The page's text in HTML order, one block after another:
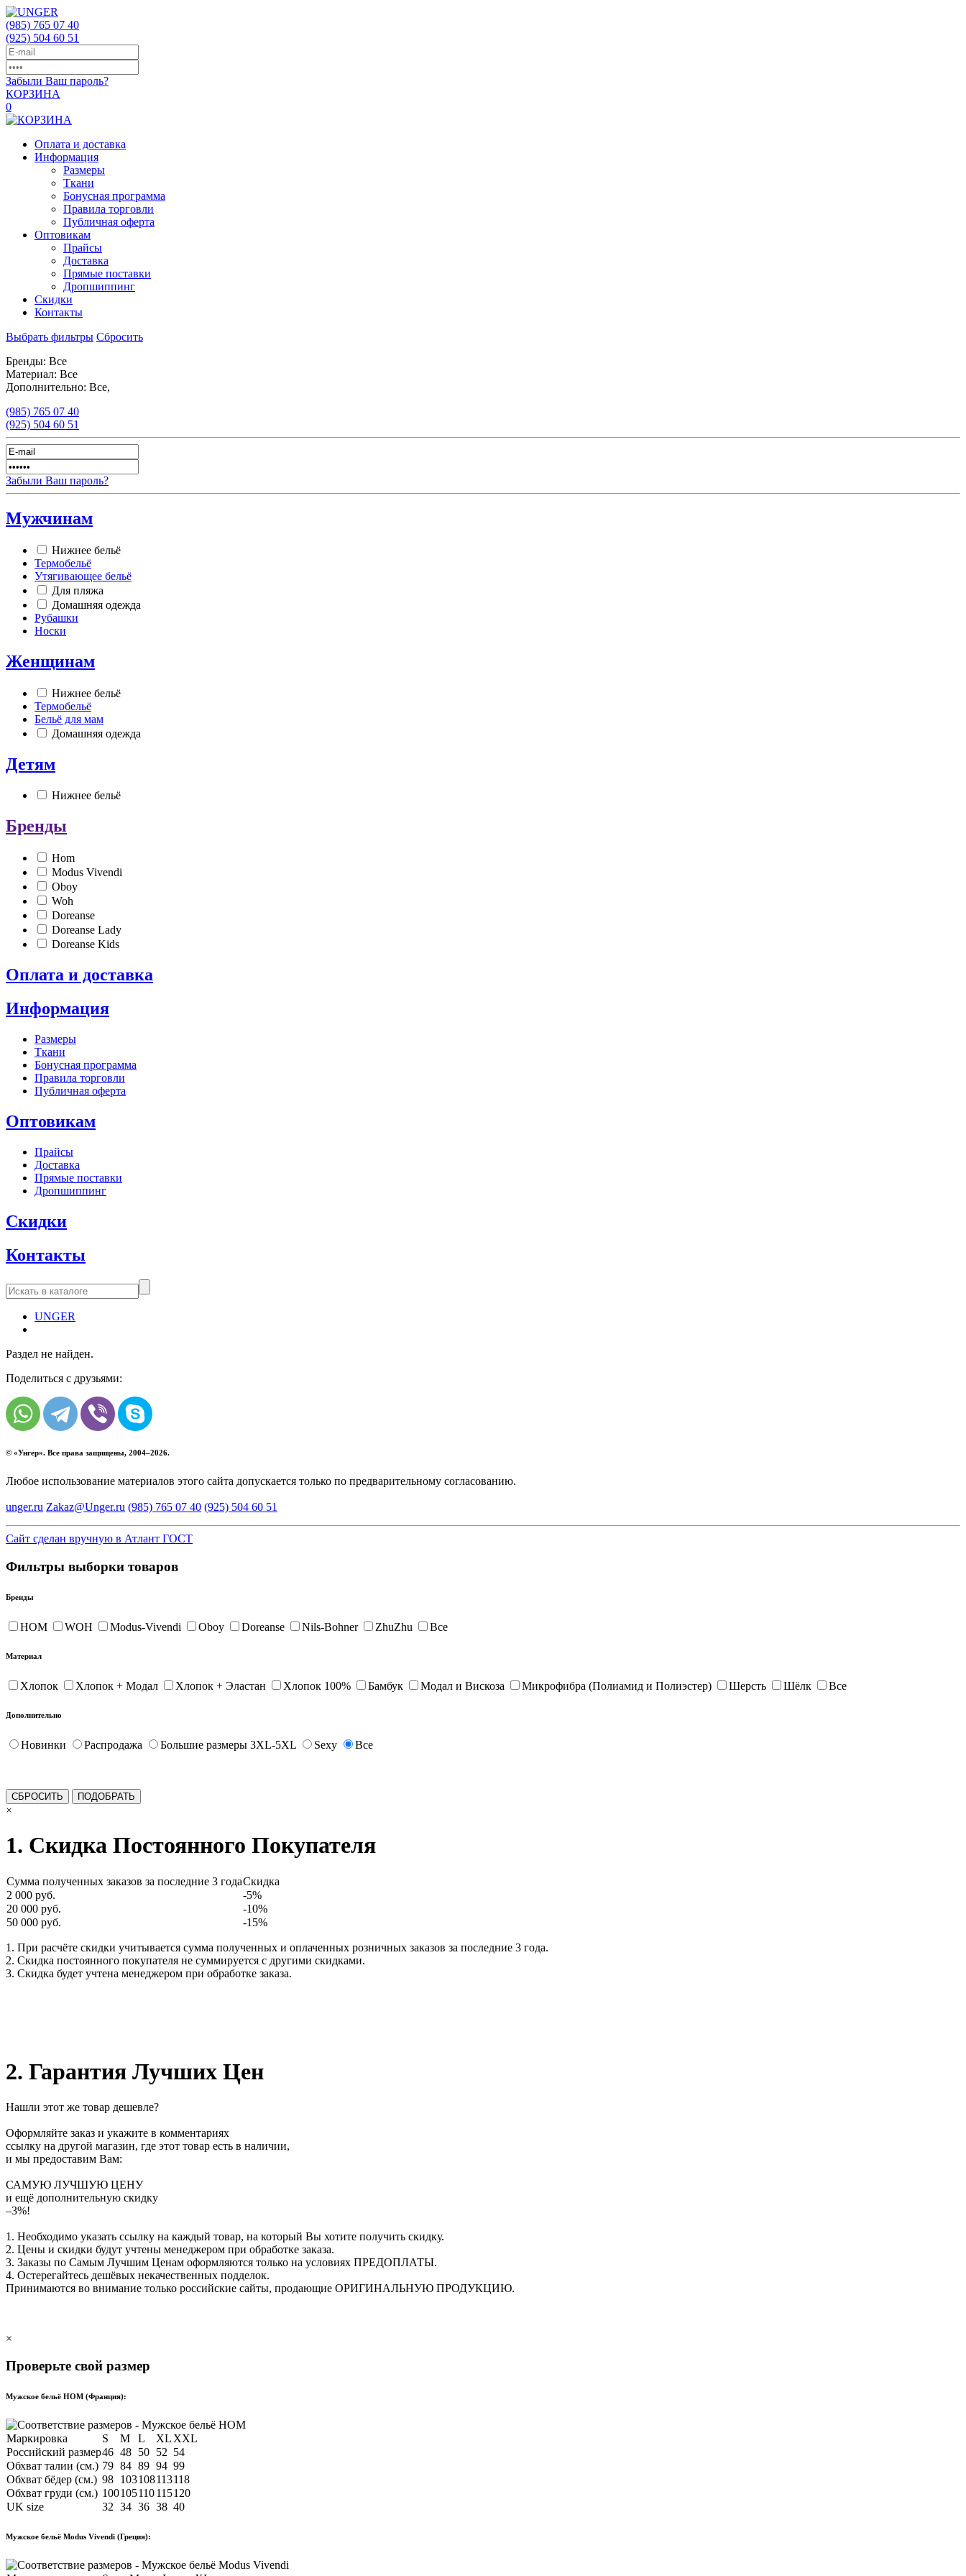
(985) 765 07 40
(925) 504 60 51
Забыли Ваш пароль?
КОРЗИНА
0
Оплата и доставка
Информация
Размеры
Ткани
Бонусная программа
Правила торговли
Публичная оферта
Оптовикам
Прайсы
Доставка
Прямые поставки
Дропшиппинг
Скидки
Контакты
Выбрать фильтры Сбросить
Бренды: Все
Материал: Все
Дополнительно: Все,
(985) 765 07 40
(925) 504 60 51
Забыли Ваш пароль?
Мужчинам
Нижнее бельё
Термобельё
Утягивающее бельё
Для пляжа
Домашняя одежда
Рубашки
Носки
Женщинам
Нижнее бельё
Термобельё
Бельё для мам
Домашняя одежда
Детям
Нижнее бельё
Бренды
Hom
Modus Vivendi
Oboy
Woh
Doreanse
Doreanse Lady
Doreanse Kids
Оплата и доставка
Информация
Размеры
Ткани
Бонусная программа
Правила торговли
Публичная оферта
Оптовикам
Прайсы
Доставка
Прямые поставки
Дропшиппинг
Скидки
Контакты
UNGER
Раздел не найден.
Поделиться с друзьями:
© «Унгер». Все права защищены, 2004–2026.
Любое использование материалов этого сайта допускается только по предварительному согласованию.
unger.ru Zakaz@Unger.ru (985) 765 07 40 (925) 504 60 51
Сайт сделан вручную в Атлант ГОСТ
Фильтры выборки товаров
Бренды
HOM WOH Modus-Vivendi Oboy Doreanse Nils-Bohner ZhuZhu Все
Материал
Хлопок Хлопок + Модал Хлопок + Эластан Хлопок 100% Бамбук Модал и Вискоза Микрофибра (Полиамид и Полиэстер) Шерсть Шёлк Все
Дополнительно
Новинки Распродажа Большие размеры 3XL-5XL Sexy Все
×
1. Скидка Постоянного Покупателя
Сумма полученных заказов за последние 3 годаСкидка
2 000 руб.
-5%
20 000 руб.
-10%
50 000 руб.
-15%
1. При расчёте скидки учитывается сумма полученных и оплаченных розничных заказов за последние 3 года.
2. Скидка постоянного покупателя не суммируется с другими скидками.
3. Скидка будет учтена менеджером при обработке заказа.
2. Гарантия Лучших Цен
Нашли этот же товар дешевле?
Оформляйте заказ и укажите в комментариях
ссылку на другой магазин, где этот товар есть в наличии,
и мы предоставим Вам:
САМУЮ ЛУЧШУЮ ЦЕНУ
и ещё дополнительную скидку
–3%!
1. Необходимо указать ссылку на каждый товар, на который Вы хотите получить скидку.
2. Цены и скидки будут учтены менеджером при обработке заказа.
3. Заказы по Самым Лучшим Ценам оформляются только на условиях ПРЕДОПЛАТЫ.
4. Остерегайтесь дешёвых некачественных подделок.
Принимаются во внимание только российские сайты, продающие ОРИГИНАЛЬНУЮ ПРОДУКЦИЮ.
×
Проверьте свой размер
Мужское бельё HOM (Франция):
Маркировка S M L XL XXL
Российский размер46 48 50 52 54
Обхват талии (см.) 79 84 89 94 99
Обхват бёдер (см.) 98 103108113118
Обхват груди (см.) 100105110115120
UK size
32 34 36 38 40
Мужское бельё Modus Vivendi (Греция):